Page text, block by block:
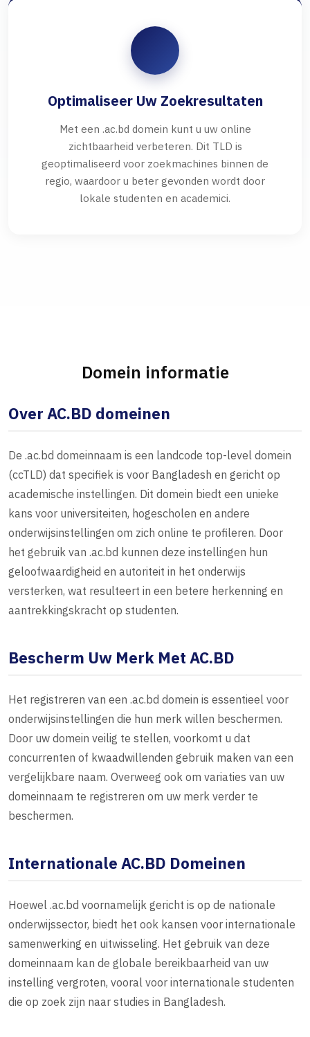
Optimaliseer Uw Zoekresultaten
Met een .ac.bd domein kunt u uw online
zichtbaarheid verbeteren. Dit TLD is
geoptimaliseerd voor zoekmachines binnen de
regio, waardoor u beter gevonden wordt door
lokale studenten en academici.
Domein informatie
Over AC.BD domeinen
De .ac.bd domeinnaam is een landcode top-level domein
(ccTLD) dat specifiek is voor Bangladesh en gericht op
academische instellingen. Dit domein biedt een unieke
kans voor universiteiten, hogescholen en andere
onderwijsinstellingen om zich online te profileren. Door
het gebruik van .ac.bd kunnen deze instellingen hun
geloofwaardigheid en autoriteit in het onderwijs
versterken, wat resulteert in een betere herkenning en
aantrekkingskracht op studenten.
Bescherm Uw Merk Met AC.BD
Het registreren van een .ac.bd domein is essentieel voor
onderwijsinstellingen die hun merk willen beschermen.
Door uw domein veilig te stellen, voorkomt u dat
concurrenten of kwaadwillenden gebruik maken van een
vergelijkbare naam. Overweeg ook om variaties van uw
domeinnaam te registreren om uw merk verder te
beschermen.
Internationale AC.BD Domeinen
Hoewel .ac.bd voornamelijk gericht is op de nationale
onderwijssector, biedt het ook kansen voor internationale
samenwerking en uitwisseling. Het gebruik van deze
domeinnaam kan de globale bereikbaarheid van uw
instelling vergroten, vooral voor internationale studenten
die op zoek zijn naar studies in Bangladesh.